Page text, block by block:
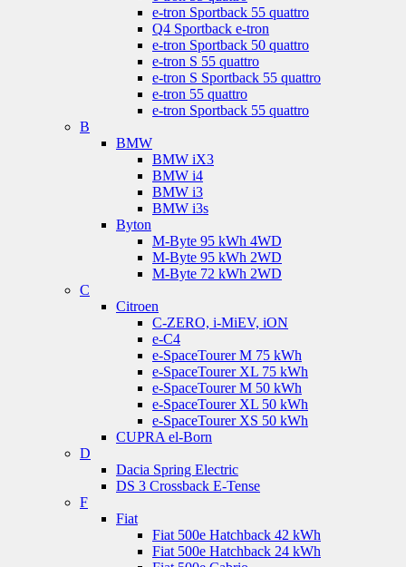
e-tron Sportback 55 quattro
Q4 Sportback e-tron
e-tron Sportback 50 quattro
e-tron S 55 quattro
e-tron S Sportback 55 quattro
e-tron 55 quattro
e-tron Sportback 55 quattro
B
BMW
BMW iX3
BMW i4
BMW i3
BMW i3s
Byton
M-Byte 95 kWh 4WD
M-Byte 95 kWh 2WD
M-Byte 72 kWh 2WD
C
Citroen
C-ZERO, i-MiEV, iON
e-C4
e-SpaceTourer M 75 kWh
e-SpaceTourer XL 75 kWh
e-SpaceTourer M 50 kWh
e-SpaceTourer XL 50 kWh
e-SpaceTourer XS 50 kWh
CUPRA el-Born
D
Dacia Spring Electric
DS 3 Crossback E-Tense
F
Fiat
Fiat 500e Hatchback 42 kWh
Fiat 500e Hatchback 24 kWh